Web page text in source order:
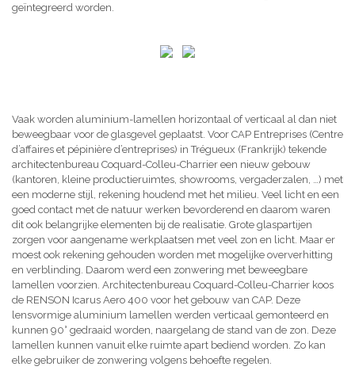
geïntegreerd worden.
Vaak worden aluminium-lamellen horizontaal of verticaal al dan niet
beweegbaar voor de glasgevel geplaatst. Voor CAP Entreprises (Centre
d’affaires et pépinière d’entreprises) in Trégueux (Frankrijk) tekende
architectenbureau Coquard-Colleu-Charrier een nieuw gebouw
(kantoren, kleine productieruimtes, showrooms, vergaderzalen, …) met
een moderne stijl, rekening houdend met het milieu. Veel licht en een
goed contact met de natuur werken bevorderend en daarom waren
dit ook belangrijke elementen bij de realisatie. Grote glaspartijen
zorgen voor aangename werkplaatsen met veel zon en licht. Maar er
moest ook rekening gehouden worden met mogelijke oververhitting
en verblinding. Daarom werd een zonwering met beweegbare
lamellen voorzien. Architectenbureau Coquard-Colleu-Charrier koos
de RENSON Icarus Aero 400 voor het gebouw van CAP. Deze
lensvormige aluminium lamellen werden verticaal gemonteerd en
kunnen 90° gedraaid worden, naargelang de stand van de zon. Deze
lamellen kunnen vanuit elke ruimte apart bediend worden. Zo kan
elke gebruiker de zonwering volgens behoefte regelen.